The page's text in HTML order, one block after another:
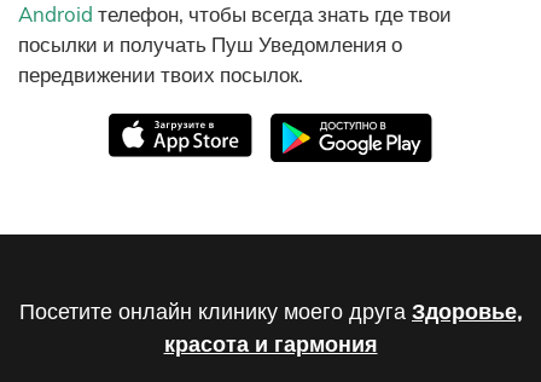
Android телефон, чтобы всегда знать где твои
посылки и получать Пуш Уведомления о
передвижении твоих посылок.
Посетите онлайн клинику моего друга Здоровье,
красота и гармония